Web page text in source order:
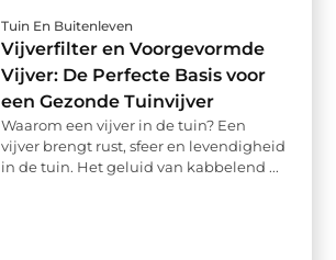
Tuin En Buitenleven
Vijverfilter en Voorgevormde
Vijver: De Perfecte Basis voor
een Gezonde Tuinvijver
Waarom een vijver in de tuin? Een
vijver brengt rust, sfeer en levendigheid
in de tuin. Het geluid van kabbelend ...